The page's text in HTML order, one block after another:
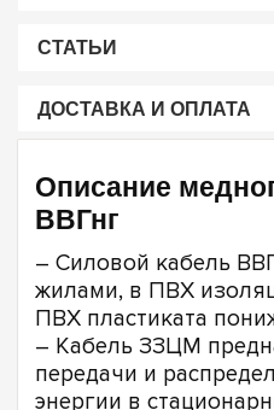
СТАТЬИ
ДОСТАВКА И ОПЛАТА
Описание
ВВГнг
– Силовой кабель
жилами, в ПВХ
ПВХ пластиката
– Кабель ЗЗЦМ
передачи и
энергии в